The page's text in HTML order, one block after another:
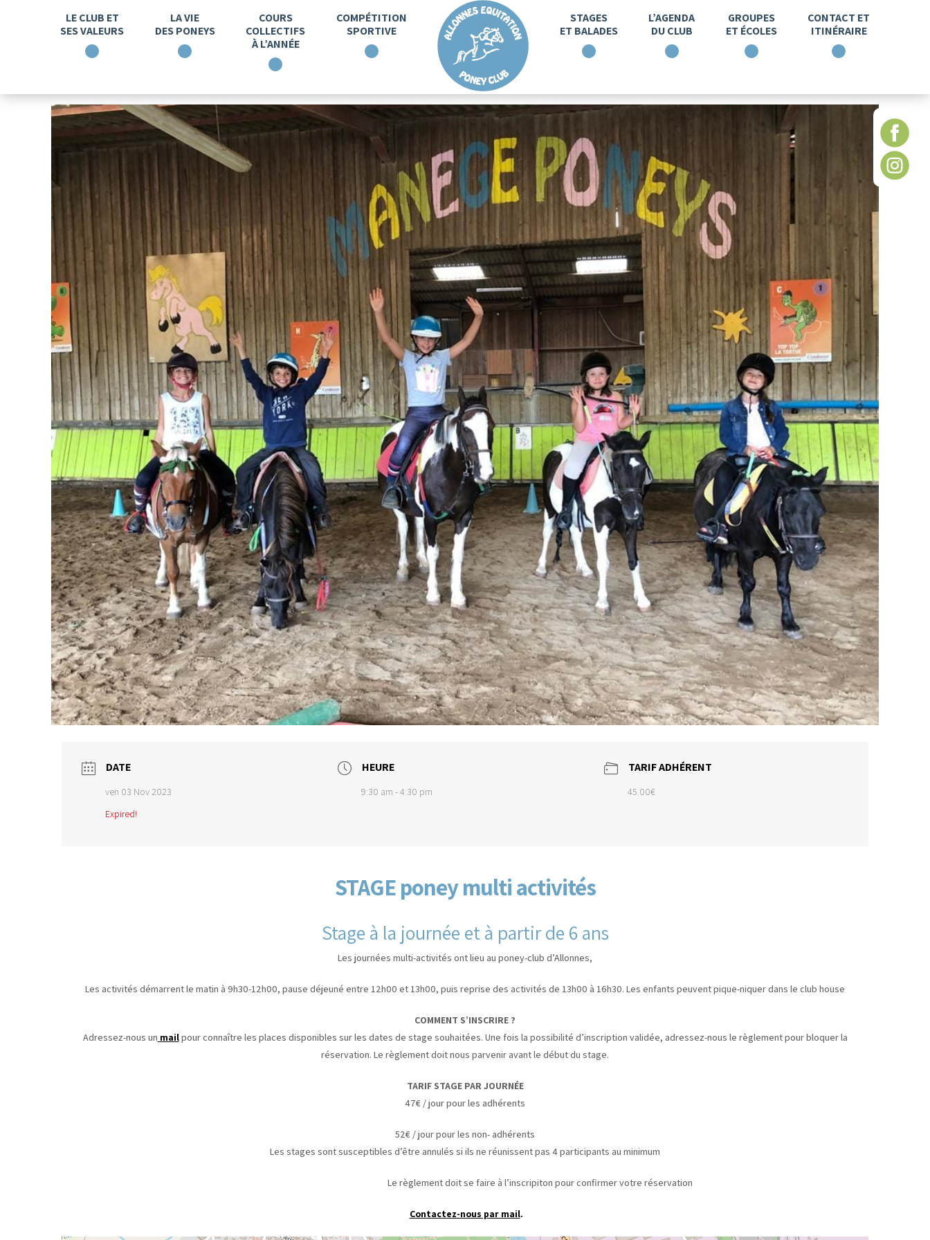
LE CLUB ET
SES VALEURS
LA VIE
DES PONEYS
COURS
COLLECTIFS
À L’ANNÉE
COMPÉTITION
SPORTIVE
STAGES
ET BALADES
L’AGENDA
DU CLUB
GROUPES
ET ÉCOLES
CONTACT ET
ITINÉRAIRE
DATE
ven 03 Nov 2023
Expired!
HEURE
9:30 am - 4:30 pm
TARIF ADHÉRENT
45.00€
STAGE poney multi activités
Stage à la journée et à partir de 6 ans
Les journées multi-activités ont lieu au poney-club d’Allonnes,
Les activités démarrent le matin à 9h30-12h00, pause déjeuné entre 12h00 et 13h00, puis reprise des activités de 13h00 à 16h30. Les enfants peuvent pique-niquer dans le club house
COMMENT S’INSCRIRE ?
Adressez-nous un mailpour connaître les places disponibles sur les dates de stage souhaitées. Une fois la possibilité d’inscription validée, adressez-nous le règlement pour bloquer la
réservation. Le règlement doit nous parvenir avant le début du stage.
TARIF STAGE PAR JOURNÉE
47€ / jour pour les adhérents
52€ / jour pour les non- adhérents
Les stages sont susceptibles d’être annulés si ils ne réunissent pas 4 participants au minimum
Le règlement doit se faire à l’inscripiton pour confirmer votre réservation
Contactez-nous par mail.